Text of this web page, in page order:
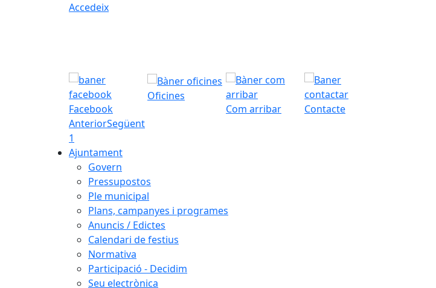
Accedeix
Facebook
Oficines
Com arribar
Contacte
AnteriorSegüent
1
Ajuntament
Govern
Pressupostos
Ple municipal
Plans, campanyes i programes
Anuncis / Edictes
Calendari de festius
Normativa
Participació - Decidim
Seu electrònica